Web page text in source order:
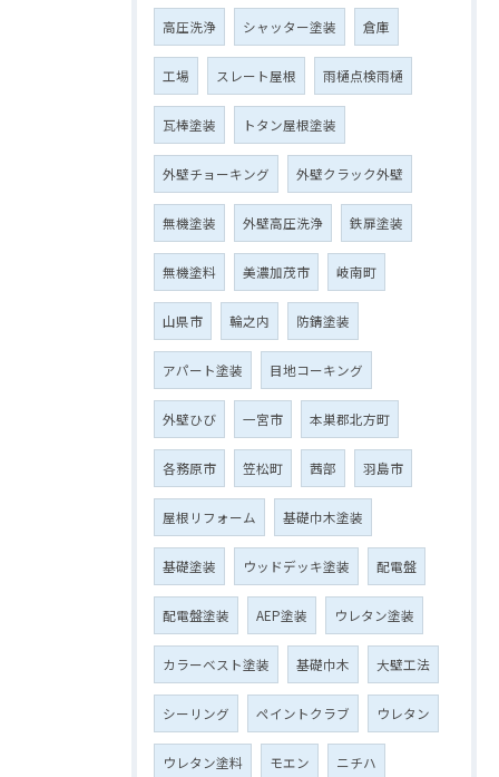
高圧洗浄 シャッター塗装 倉庫
工場 スレート屋根 雨樋点検雨樋
瓦棒塗装 トタン屋根塗装
外壁チョーキング 外壁クラック外壁
無機塗装 外壁高圧洗浄 鉄扉塗装
無機塗料 美濃加茂市 岐南町
山県市 輪之内 防錆塗装
アパート塗装 目地コーキング
外壁ひび 一宮市 本巣郡北方町
各務原市 笠松町 茜部 羽島市
屋根リフォーム 基礎巾木塗装
基礎塗装 ウッドデッキ塗装 配電盤
配電盤塗装 AEP塗装 ウレタン塗装
カラーベスト塗装 基礎巾木 大壁工法
シーリング ペイントクラブ ウレタン
ウレタン塗料 モエン ニチハ